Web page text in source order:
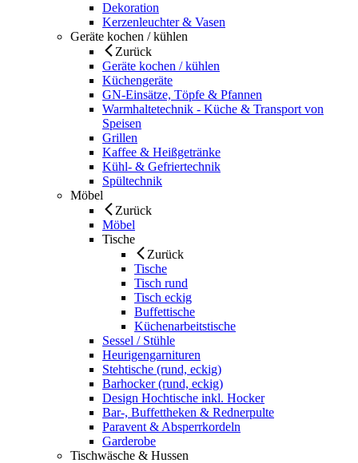
Dekoration
Kerzenleuchter & Vasen
Geräte kochen / kühlen
Zurück
Geräte kochen / kühlen
Küchengeräte
GN-Einsätze, Töpfe & Pfannen
Warmhaltetechnik - Küche & Transport von
Speisen
Grillen
Kaffee & Heißgetränke
Kühl- & Gefriertechnik
Spültechnik
Möbel
Zurück
Möbel
Tische
Zurück
Tische
Tisch rund
Tisch eckig
Buffettische
Küchenarbeitstische
Sessel / Stühle
Heurigengarnituren
Stehtische (rund, eckig)
Barhocker (rund, eckig)
Design Hochtische inkl. Hocker
Bar-, Buffettheken & Rednerpulte
Paravent & Absperrkordeln
Garderobe
Tischwäsche & Hussen